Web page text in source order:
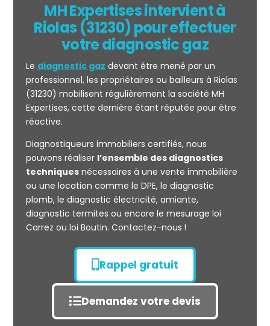
Mesurage
CARREZ
MH Expertises intervient à
Riolas (31230) pour effectuer
votre diagnostic gaz
Le diagnostic gaz devant être mené par un
professionnel, les propriétaires ou bailleurs à Riolas
(31230) mobilisent régulièrement la société MH
Expertises, cette dernière étant réputée pour être
réactive.
Diagnostiqueurs immobiliers certifiés, nous
pouvons réaliser l’ensemble des diagnostics
techniquesnécessaires à une vente immobilière
ou une location comme le DPE, le diagnostic
plomb, le diagnostic électricité, amiante,
diagnostic termites ou encore le mesurage loi
Carrez ou loi Boutin. Contactez-nous !
Rappel gratuit
Demandez votre devis